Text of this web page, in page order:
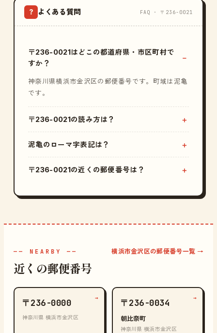
? よくある質問 FAQ · 〒236-0021
〒236-0021はどこの都道府県・市区町村で
すか？
神奈川県横浜市金沢区の郵便番号です。町域は泥亀
です。
〒236-0021の読み方は？
泥亀のローマ字表記は？
〒236-0021の近くの郵便番号は？
—— NEARBY ——
近くの郵便番号
横浜市金沢区の郵便番号一覧 →
〒236-0000
神奈川県 横浜市金沢区
→ 〒236-0034
朝比奈町
神奈川県 横浜市金沢区
→